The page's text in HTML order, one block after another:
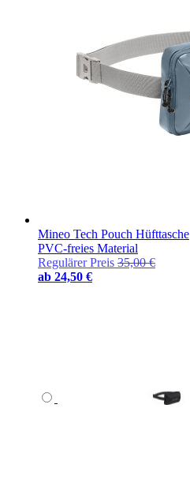
Mineo Tech Pouch Hüfttasche
PVC-freies Material
Regulärer Preis 35,00 €
ab 24,50 €